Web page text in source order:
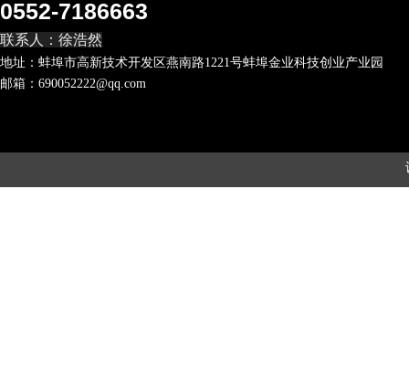
0552-7186663
联系人：徐浩然
地址：蚌埠市高新技术开发区燕南路1221号蚌埠金业科技创业产业园
邮箱：690052222@qq.com